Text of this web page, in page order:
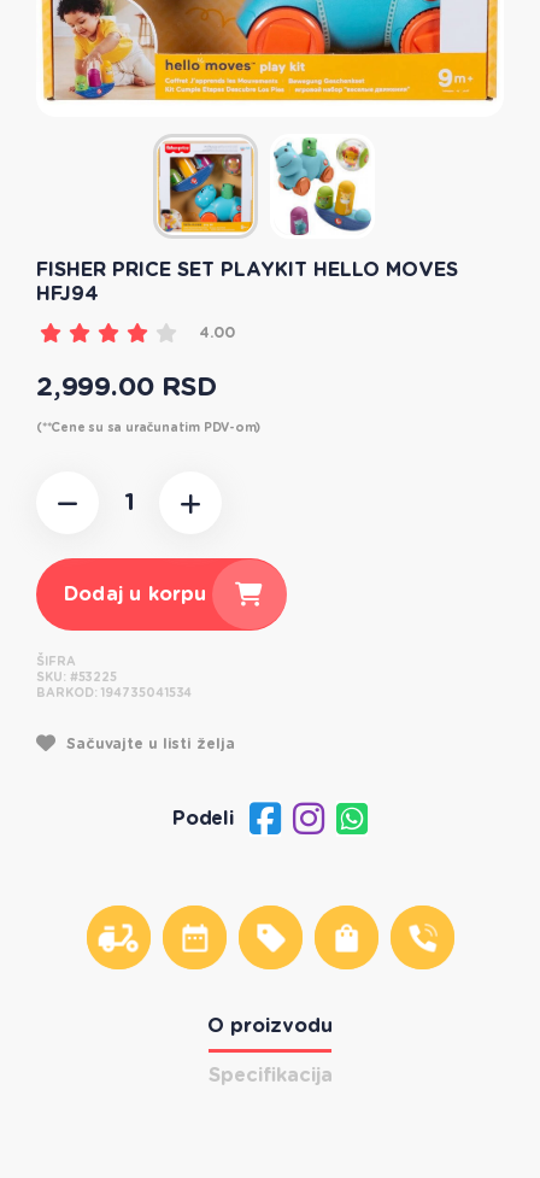
FISHER PRICE SET PLAYKIT HELLO MOVES
HFJ94
4.00
2,999.00 RSD
(**Cene su sa uračunatim PDV-om)
Dodaj u korpu
ŠIFRA
SKU: #53225
BARKOD: 194735041534
Sačuvajte u listi želja
Podeli
O proizvodu
Specifikacija